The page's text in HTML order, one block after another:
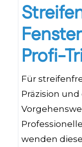
Profi-
Für
Präzision
wenden